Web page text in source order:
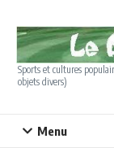
Sports et cultures
objets divers)
Menu